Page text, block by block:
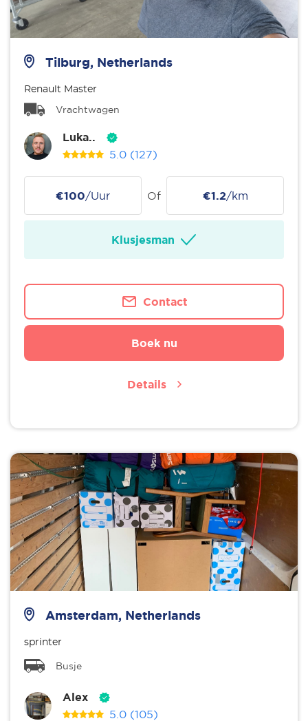
Tilburg, Netherlands
Renault Master
Vrachtwagen
Luka..
5.0 (127)
€100/Uur Of €1.2/km
Klusjesman
Contact
Boek nu
Details
Amsterdam, Netherlands
sprinter
Busje
Alex
5.0 (105)